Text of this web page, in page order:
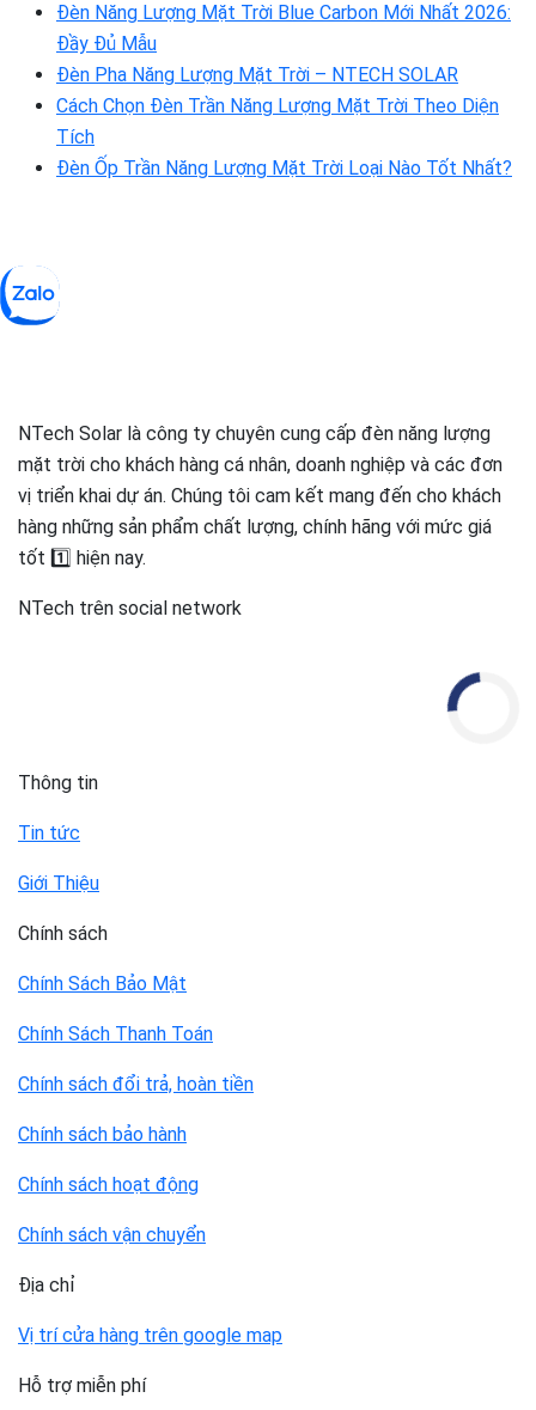
Đèn Năng Lượng Mặt Trời Blue Carbon Mới Nhất 2026:
Đầy Đủ Mẫu
Đèn Pha Năng Lượng Mặt Trời – NTECH SOLAR
Cách Chọn Đèn Trần Năng Lượng Mặt Trời Theo Diện
Tích
Đèn Ốp Trần Năng Lượng Mặt Trời Loại Nào Tốt Nhất?
NTech Solar là công ty chuyên cung cấp đèn năng lượng
mặt trời cho khách hàng cá nhân, doanh nghiệp và các đơn
vị triển khai dự án. Chúng tôi cam kết mang đến cho khách
hàng những sản phẩm chất lượng, chính hãng với mức giá
tốt 1️⃣ hiện nay.
NTech trên social network
Thông tin
Tin tức
Giới Thiệu
Chính sách
Chính Sách Bảo Mật
Chính Sách Thanh Toán
Chính sách đổi trả, hoàn tiền
Chính sách bảo hành
Chính sách hoạt động
Chính sách vận chuyển
Địa chỉ
Vị trí cửa hàng trên google map
Hỗ trợ miễn phí